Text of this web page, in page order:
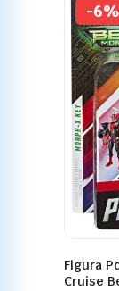
-6%
Figura
Cruise